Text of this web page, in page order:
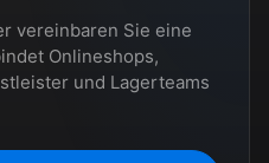
vereinbaren Sie eine
Onlineshops,
und Lagerteams